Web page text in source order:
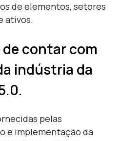
de elementos, setores
ativos.
contar com
indústria da
pelas
e implementação da